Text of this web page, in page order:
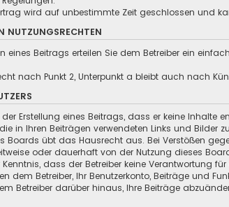
wird auf unbestimmte Zeit geschlossen und
NUTZUNGSRECHTEN
eines Beitrags erteilen Sie dem Betreiber ein
nach Punkt 2, Unterpunkt a bleibt auch nach
der Erstellung eines Beitrags, dass er keine Inhalte
in Ihren Beiträgen verwendeten Links und Bilder
Boards übt das Hausrecht aus. Bei Verstößen
oder dauerhaft von der Nutzung dieses
Kenntnis, dass der Betreiber keine Verantwortung
dem Betreiber, Ihr Benutzerkonto, Beiträge und
Betreiber darüber hinaus, Ihre Beiträge